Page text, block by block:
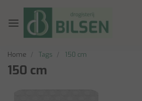
Home Tags 150 cm
150 cm